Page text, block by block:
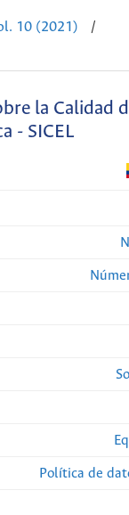
10 (2021)
/
la Calidad
- SICEL
Política de